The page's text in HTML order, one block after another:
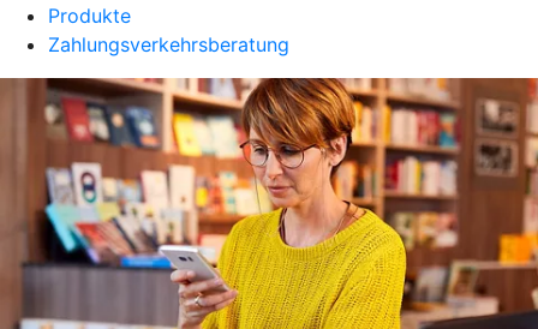
Produkte
Zahlungsverkehrsberatung